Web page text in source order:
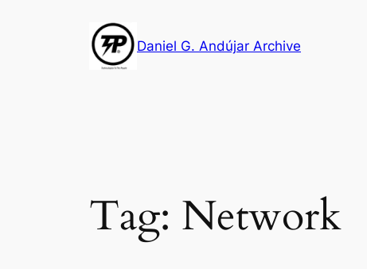
Daniel G. Andújar Archive
Tag: Network